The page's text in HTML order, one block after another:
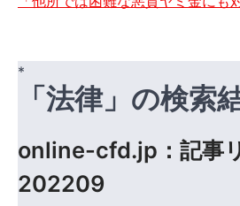
*
「法律」の検索
online-cfd.jp：記事
202209